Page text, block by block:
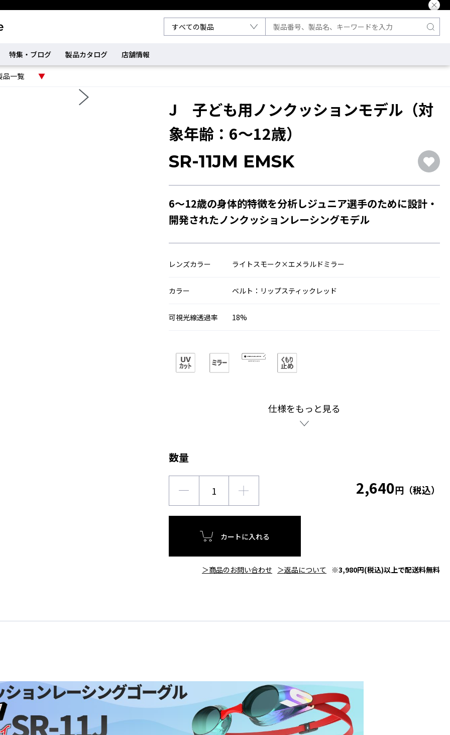
特集・ブログ 製品カタログ 店舗情報
品一覧
J 子ども用ノンクッションモデル（対
象年齢：6～12歳）
SR-11JM EMSK
6～12歳の身体的特徴を分析しジュニア選手のために設計・
開発されたノンクッションレーシングモデル
レンズカラー ライトスモーク×エメラルドミラー
カラー ベルト：リップスティックレッド
可視光線透過率 18%
仕様をもっと見る
数量
2,640円（税込）
カートに入れる
＞商品のお問い合わせ ＞返品について ※3,980円(税込)以上で配送料無料